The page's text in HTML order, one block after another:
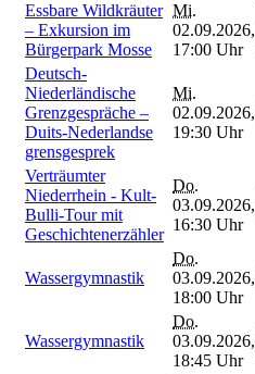
Essbare Wildkräuter
– Exkursion im
Bürgerpark Mosse
Mi.
02.09.2026,
17:00 Uhr
Deutsch-
Niederländische
Grenzgespräche –
Duits-Nederlandse
grensgesprek
Mi.
02.09.2026,
19:30 Uhr
Verträumter
Niederrhein - Kult-
Bulli-Tour mit
Geschichtenerzähler
Do.
03.09.2026,
16:30 Uhr
Wassergymnastik
Do.
03.09.2026,
18:00 Uhr
Wassergymnastik
Do.
03.09.2026,
18:45 Uhr